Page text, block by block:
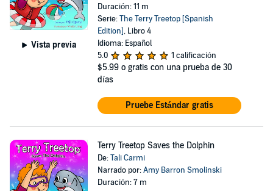
Vista previa
Duración: 11 m
Serie:The Terry Treetop [Spanish
Edition], Libro 4
Idioma: Español
5.0
1 calificación
$5.99 o gratis con una prueba de 30
días
Pruebe Estándar gratis
Terry Treetop Saves the Dolphin
De:Tali Carmi
Narrado por:Amy Barron Smolinski
Duración: 7 m